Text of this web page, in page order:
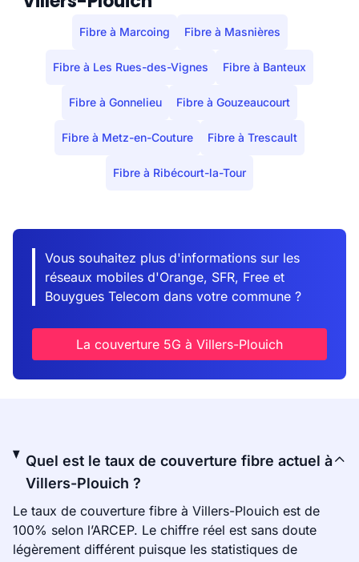
Fibre à Marcoing Fibre à Masnières
Fibre à Les Rues-des-Vignes Fibre à Banteux
Fibre à Gonnelieu Fibre à Gouzeaucourt
Fibre à Metz-en-Couture Fibre à Trescault
Fibre à Ribécourt-la-Tour
Vous souhaitez plus d'informations sur les
réseaux mobiles d'Orange, SFR, Free et
Bouygues Telecom dans votre commune ?
La couverture 5G à Villers-Plouich
Quel est le taux de couverture fibre actuel à
Villers-Plouich ?
Le taux de couverture fibre à Villers-Plouich est de
100% selon l’ARCEP. Le chiffre réel est sans doute
légèrement différent puisque les statistiques de